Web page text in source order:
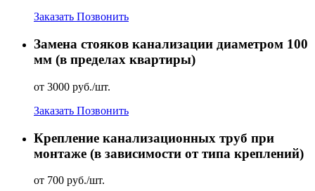
Заказать Позвонить
Замена стояков канализации диаметром 100
мм (в пределах квартиры)
от 3000 руб./шт.
Заказать Позвонить
Крепление канализационных труб при
монтаже (в зависимости от типа креплений)
от 700 руб./шт.